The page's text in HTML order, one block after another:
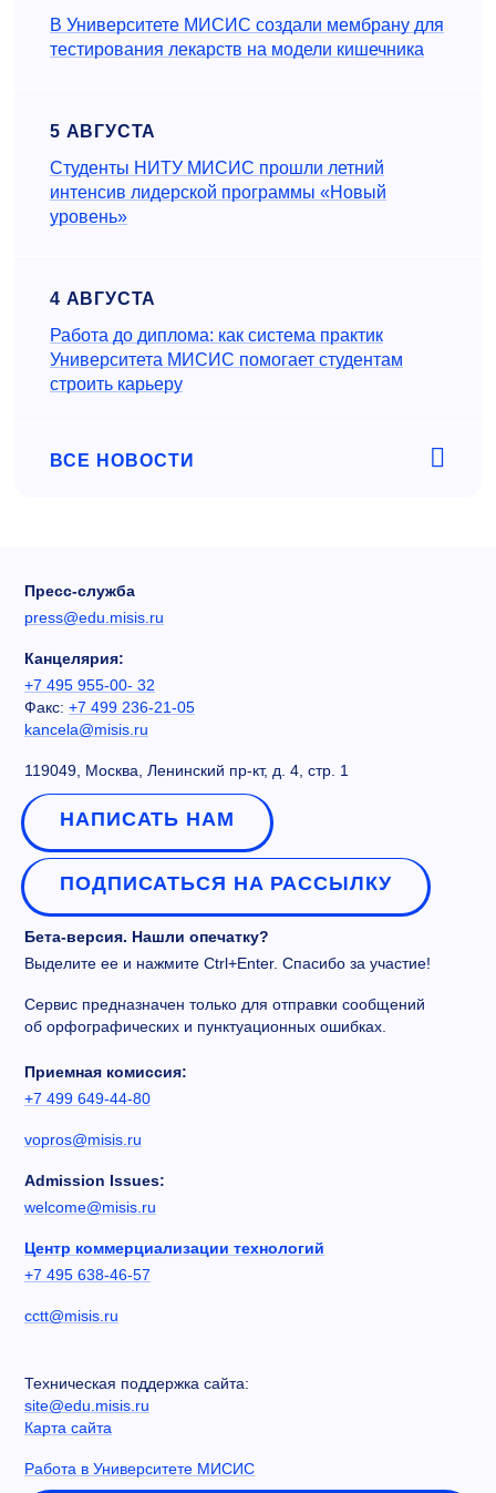
В Университете МИСИС создали мембрану для
тестирования лекарств на модели кишечника
5 АВГУСТА
Студенты НИТУ МИСИС прошли летний
интенсив лидерской программы «Новый
уровень»
4 АВГУСТА
Работа до диплома: как система практик
Университета МИСИС помогает студентам
строить карьеру
ВСЕ НОВОСТИ
Пресс-служба
press@edu.misis.ru
Канцелярия:
+7 495 955-00- 32
Факс: +7 499 236-21-05
kancela@misis.ru
119049, Москва, Ленинский пр-кт, д. 4, стр. 1
НАПИСАТЬ НАМ
ПОДПИСАТЬСЯ НА РАССЫЛКУ
Бета-версия. Нашли опечатку?
Выделите ее и нажмите Ctrl+Enter. Спасибо за участие!
Сервис предназначен только для отправки сообщений
об орфографических и пунктуационных ошибках.
Приемная комиссия:
+7 499 649-44-80
vopros@misis.ru
Admission Issues:
welcome@misis.ru
Центр коммерциализации технологий
+7 495 638-46-57
cctt@misis.ru
Техническая поддержка сайта:
site@edu.misis.ru
Карта сайта
Работа в Университете МИСИС